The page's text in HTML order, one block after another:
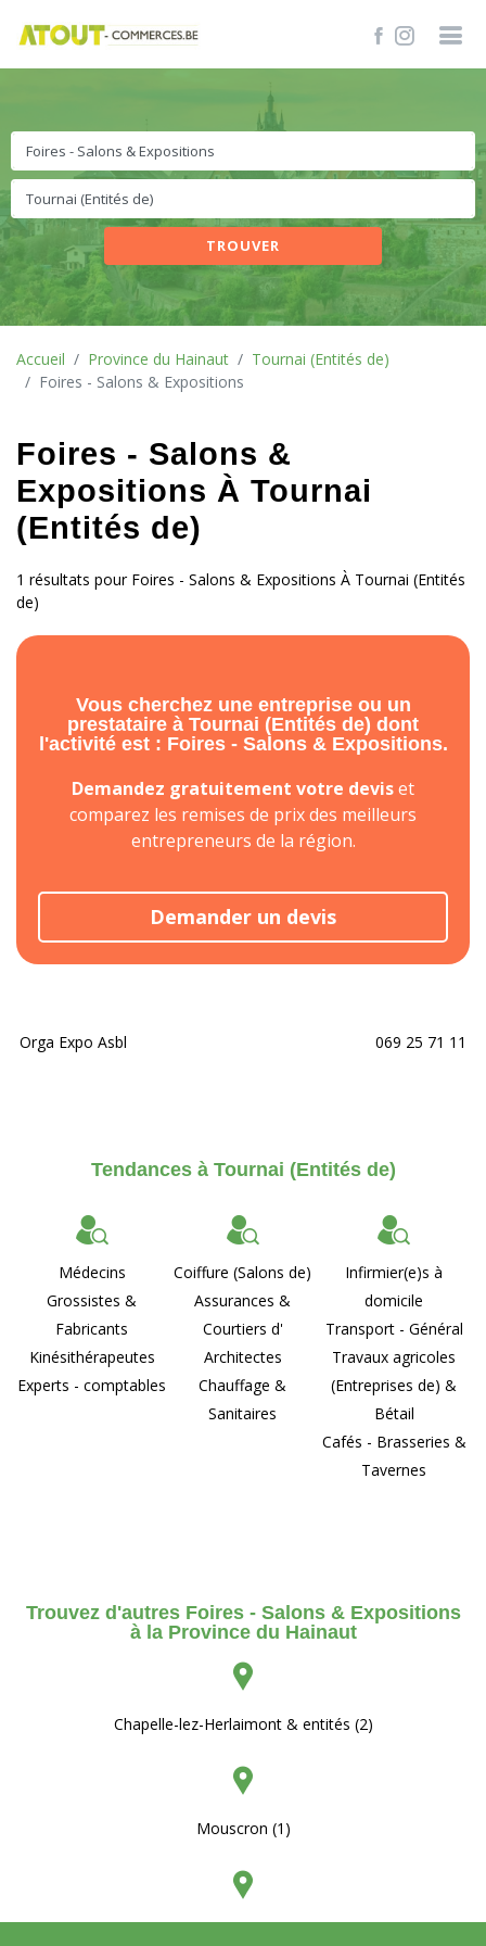
TROUVER
Accueil Province du Hainaut
Tournai (Entités de)
Foires - Salons & Expositions
Foires - Salons &
Expositions À Tournai
(Entités de)
1 résultats pour Foires - Salons & Expositions À Tournai (Entités
de)
Vous cherchez une entreprise ou un
prestataire à Tournai (Entités de) dont
l'activité est : Foires - Salons & Expositions.
Demandez gratuitement votre deviset
comparez les remises de prix des meilleurs
entrepreneurs de la région.
Demander un devis
Orga Expo Asbl 069 25 71 11
Tendances à Tournai (Entités de)
Médecins
Grossistes &
Fabricants
Kinésithérapeutes
Experts - comptables
Coiffure (Salons de)
Assurances &
Courtiers d'
Architectes
Chauffage &
Sanitaires
Infirmier(e)s à
domicile
Transport - Général
Travaux agricoles
(Entreprises de) &
Bétail
Cafés - Brasseries &
Tavernes
Trouvez d'autres Foires - Salons & Expositions
à la Province du Hainaut
Chapelle-lez-Herlaimont & entités (2)
Mouscron (1)